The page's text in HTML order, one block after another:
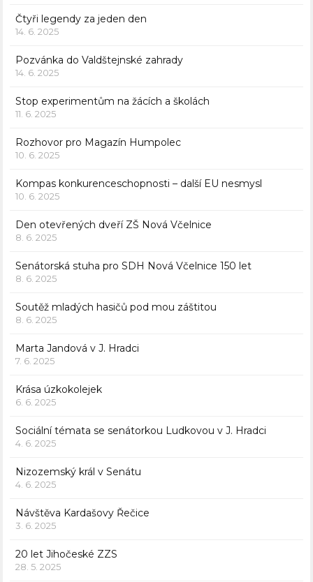
Čtyři legendy za jeden den
14. 6. 2025
Pozvánka do Valdštejnské zahrady
14. 6. 2025
Stop experimentům na žácích a školách
11. 6. 2025
Rozhovor pro Magazín Humpolec
10. 6. 2025
Kompas konkurenceschopnosti – další EU nesmysl
10. 6. 2025
Den otevřených dveří ZŠ Nová Včelnice
8. 6. 2025
Senátorská stuha pro SDH Nová Včelnice 150 let
8. 6. 2025
Soutěž mladých hasičů pod mou záštitou
8. 6. 2025
Marta Jandová v J. Hradci
7. 6. 2025
Krása úzkokolejek
6. 6. 2025
Sociální témata se senátorkou Ludkovou v J. Hradci
4. 6. 2025
Nizozemský král v Senátu
4. 6. 2025
Návštěva Kardašovy Řečice
3. 6. 2025
20 let Jihočeské ZZS
28. 5. 2025